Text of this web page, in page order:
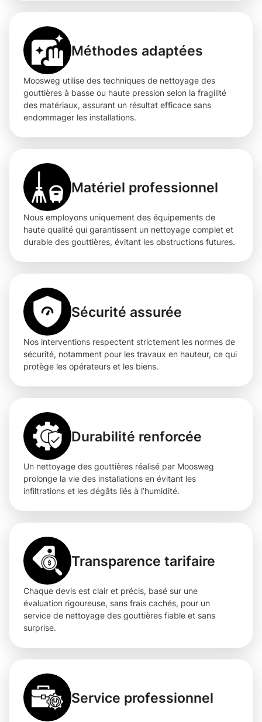
Méthodes adaptées
Moosweg utilise des techniques de nettoyage des
gouttières à basse ou haute pression selon la fragilité
des matériaux, assurant un résultat efficace sans
endommager les installations.
Matériel professionnel
Nous employons uniquement des équipements de
haute qualité qui garantissent un nettoyage complet et
durable des gouttières, évitant les obstructions futures.
Sécurité assurée
Nos interventions respectent strictement les normes de
sécurité, notamment pour les travaux en hauteur, ce qui
protège les opérateurs et les biens.
Durabilité renforcée
Un nettoyage des gouttières réalisé par Moosweg
prolonge la vie des installations en évitant les
infiltrations et les dégâts liés à l’humidité.
Transparence tarifaire
Chaque devis est clair et précis, basé sur une
évaluation rigoureuse, sans frais cachés, pour un
service de nettoyage des gouttières fiable et sans
surprise.
Service professionnel